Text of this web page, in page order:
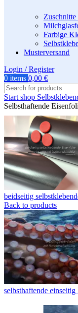
Farbige
Musterversand
Login / Register
0 items 0,00 €
Start shop
Selbsthaftende
beidseitig
Back to products
selbsthaftende